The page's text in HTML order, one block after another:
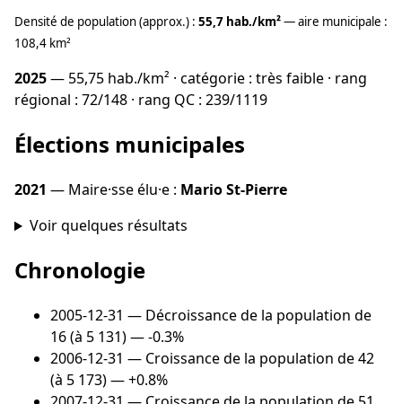
Densité de population (approx.) : 55,7 hab./km²— aire municipale :
108,4 km²
2025— 55,75 hab./km² · catégorie : très faible · rang
régional : 72/148 · rang QC : 239/1119
Élections municipales
2021 — Maire·sse élu·e : Mario St-Pierre
Voir quelques résultats
Chronologie
2005-12-31 — Décroissance de la population de
16 (à 5 131) — -0.3%
2006-12-31 — Croissance de la population de 42
(à 5 173) — +0.8%